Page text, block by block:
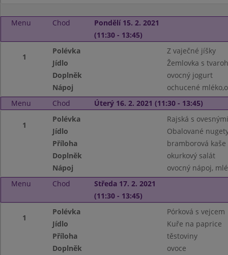
Menu Chod
Pondělí 15. 2. 2021
(11:30 - 13:45)
1
Polévka
Z vaječné jíšky
Jídlo
Žemlovka s
Doplněk
ovocný jogurt
Nápoj
ochucené
Menu
Chod Úterý 16. 2. 2021 (11:30 - 13:45)
1
Polévka
Rajská s
Jídlo
Obalované
Příloha
bramborová kaše
Doplněk
okurkový salát
Nápoj
ovocný nápoj,
Menu
Chod
Středa 17. 2. 2021
(11:30 - 13:45)
1
Polévka
Pórková s vejcem
Jídlo
Kuře na paprice
Příloha
těstoviny
Doplněk
ovoce